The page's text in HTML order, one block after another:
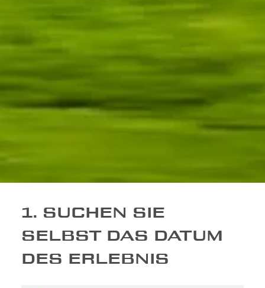
1. SUCHEN SIE
SELBST DAS DATUM
DES ERLEBNIS